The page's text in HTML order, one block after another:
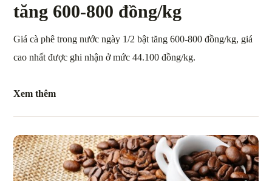
tăng 600-800 đồng/kg
Giá cà phê trong nước ngày 1/2 bật tăng 600-800 đồng/kg, giá
cao nhất được ghi nhận ở mức 44.100 đồng/kg.
Xem thêm